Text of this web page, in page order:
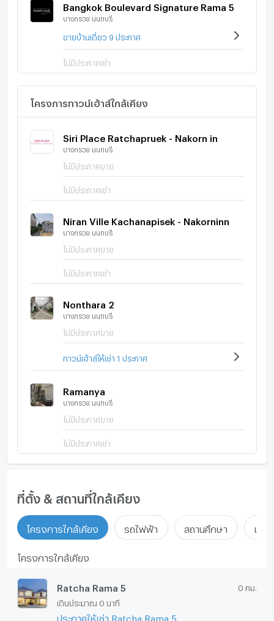
Bangkok Boulevard Signature Rama 5
บางกรวย นนทบุรี
ขายบ้านเดี่ยว 9 ประกาศ
ไม่มีประกาศเช่า
โครงการทาวน์เฮ้าส์ใกล้เคียง
Siri Place Ratchapruek - Nakorn in
บางกรวย นนทบุรี
ไม่มีประกาศขาย
ไม่มีประกาศเช่า
Niran Ville Kachanapisek - Nakorninn
บางกรวย นนทบุรี
ไม่มีประกาศขาย
ไม่มีประกาศเช่า
Nonthara 2
บางกรวย นนทบุรี
ไม่มีประกาศขาย
ทาวน์เฮ้าส์ให้เช่า 1 ประกาศ
Ramanya
บางกรวย นนทบุรี
ไม่มีประกาศขาย
ไม่มีประกาศเช่า
ที่ตั้ง & สถานที่ใกล้เคียง
โครงการใกล้เคียง รถไฟฟ้า สถานศึกษา แหล่
โครงการใกล้เคียง
Ratcha Rama 5 0 กม.
เดินประมาณ 0 นาที
ประกาศให้เช่า Ratcha Rama 5